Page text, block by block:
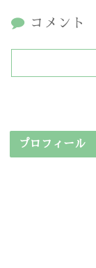
コメント
プロフィール